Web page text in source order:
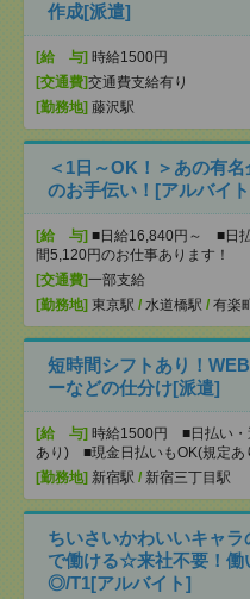
作成[派遣]
[給 与] 時給1500円
[交通費]交通費支給有り
[勤務地] 藤沢駅
＜1日～OK！＞あの有
のお手伝い！[アルバイ
[給 与] ■日給16,840円～ ■日
間5,120円のお仕事あります！
[交通費]一部支給
[勤務地] 東京駅 / 水道橋駅 / 有楽
短時間シフトあり！
ーなどの仕分け[派遣]
[給 与] 時給1500円 ■日払い・
あり) ■現金日払いもOK(規定あ
[勤務地] 新宿駅 / 新宿三丁目駅
ちいさいかわいいキャ
で働ける☆来社不要！働
◎/T1[アルバイト]